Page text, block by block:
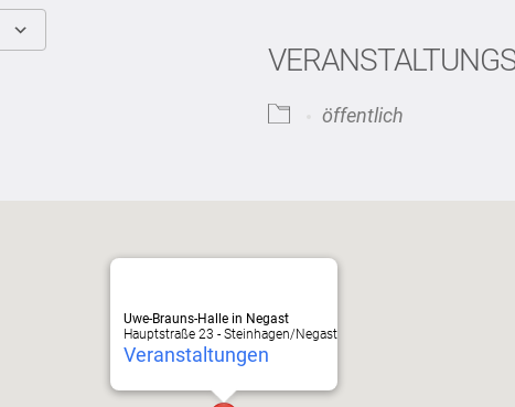
iCalendar
öffentlich
Uwe-Brauns-Halle in Negast
Hauptstraße 23 - Steinhagen/Negast
Veranstaltungen